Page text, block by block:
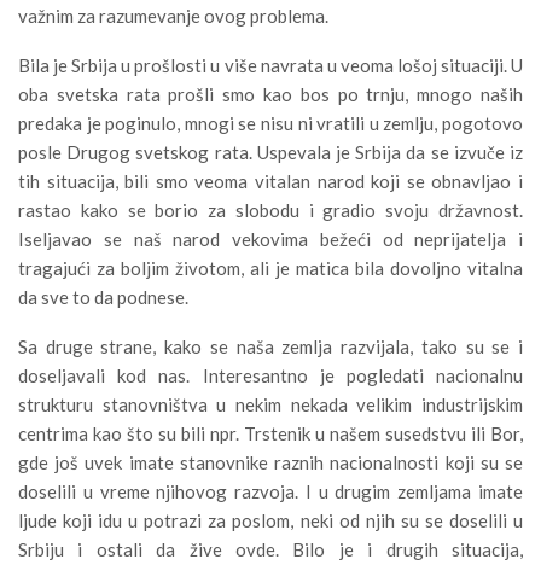
važnim za razumevanje ovog problema.
Bila je Srbija u prošlosti u više navrata u veoma lošoj situaciji. U
oba svetska rata prošli smo kao bos po trnju, mnogo naših
predaka je poginulo, mnogi se nisu ni vratili u zemlju, pogotovo
posle Drugog svetskog rata. Uspevala je Srbija da se izvuče iz
tih situacija, bili smo veoma vitalan narod koji se obnavljao i
rastao kako se borio za slobodu i gradio svoju državnost.
Iseljavao se naš narod vekovima bežeći od neprijatelja i
tragajući za boljim životom, ali je matica bila dovoljno vitalna
da sve to da podnese.
Sa druge strane, kako se naša zemlja razvijala, tako su se i
doseljavali kod nas. Interesantno je pogledati nacionalnu
strukturu stanovništva u nekim nekada velikim industrijskim
centrima kao što su bili npr. Trstenik u našem susedstvu ili Bor,
gde još uvek imate stanovnike raznih nacionalnosti koji su se
doselili u vreme njihovog razvoja. I u drugim zemljama imate
ljude koji idu u potrazi za poslom, neki od njih su se doselili u
Srbiju i ostali da žive ovde. Bilo je i drugih situacija,